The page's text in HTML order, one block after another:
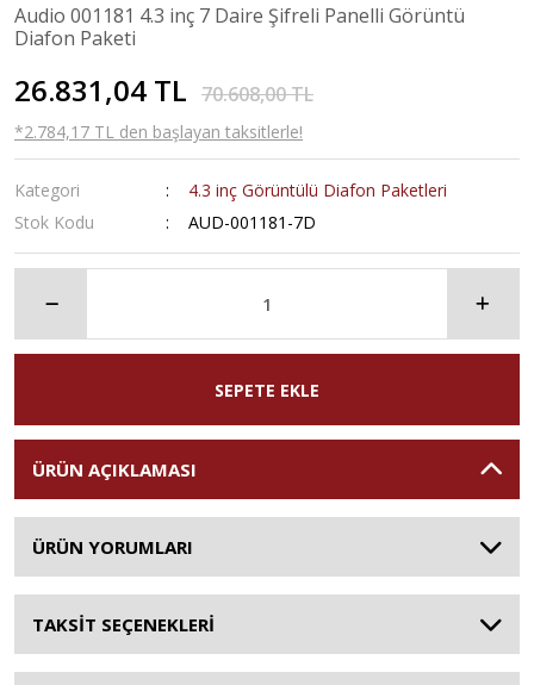
Audio 001181 4.3 inç 7 Daire Şifreli Panelli Görüntü
Diafon Paketi
26.831,04 TL 70.608,00 TL
*2.784,17 TL den başlayan taksitlerle!
Kategori
4.3 inç Görüntülü Diafon Paketleri
Stok Kodu
AUD-001181-7D
SEPETE EKLE
ÜRÜN AÇIKLAMASI
ÜRÜN YORUMLARI
TAKSİT SEÇENEKLERİ